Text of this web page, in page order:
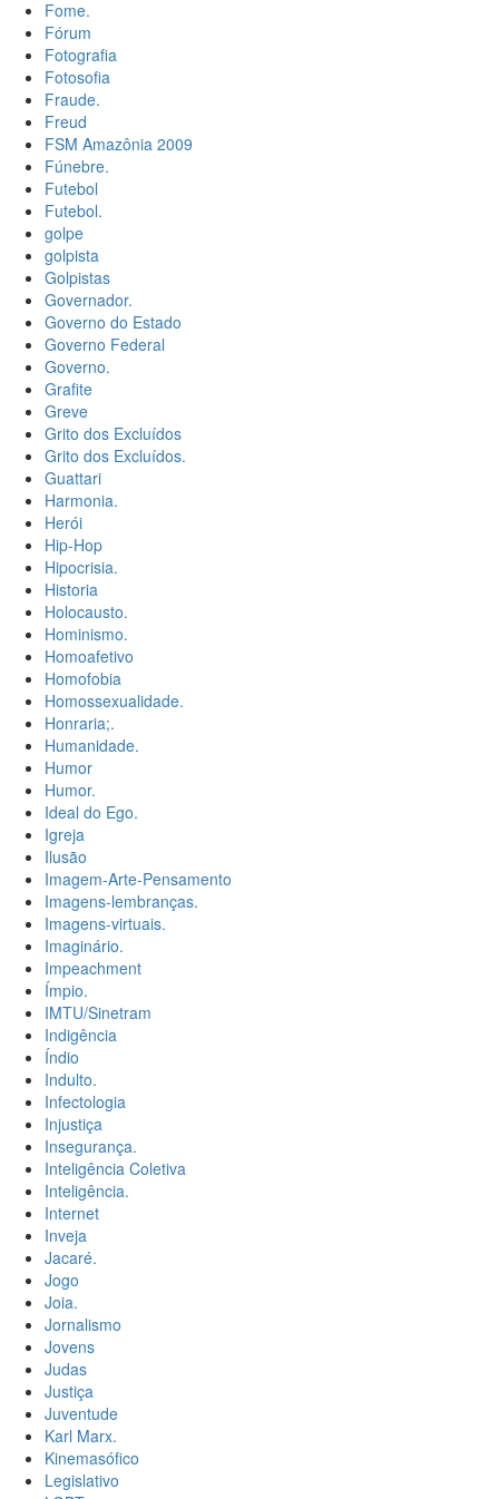
Fome.
Fórum
Fotografia
Fotosofia
Fraude.
Freud
FSM Amazônia 2009
Fúnebre.
Futebol
Futebol.
golpe
golpista
Golpistas
Governador.
Governo do Estado
Governo Federal
Governo.
Grafite
Greve
Grito dos Excluídos
Grito dos Excluídos.
Guattari
Harmonia.
Herói
Hip-Hop
Hipocrisia.
Historia
Holocausto.
Hominismo.
Homoafetivo
Homofobia
Homossexualidade.
Honraria;.
Humanidade.
Humor
Humor.
Ideal do Ego.
Igreja
Ilusão
Imagem-Arte-Pensamento
Imagens-lembranças.
Imagens-virtuais.
Imaginário.
Impeachment
Ímpio.
IMTU/Sinetram
Indigência
Índio
Indulto.
Infectologia
Injustiça
Insegurança.
Inteligência Coletiva
Inteligência.
Internet
Inveja
Jacaré.
Jogo
Joia.
Jornalismo
Jovens
Judas
Justiça
Juventude
Karl Marx.
Kinemasófico
Legislativo